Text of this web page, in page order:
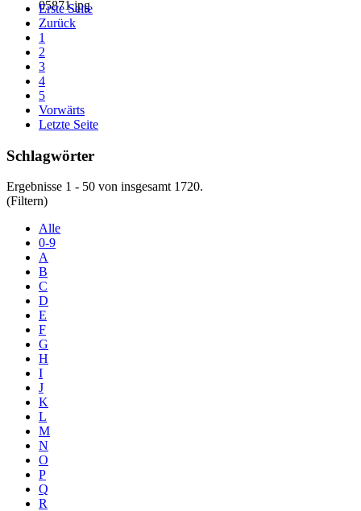
Erste Seite
Zurück
1
2
3
4
5
Vorwärts
Letzte Seite
Schlagwörter
Ergebnisse 1 - 50 von insgesamt 1720.
(Filtern)
Alle
0-9
A
B
C
D
E
F
G
H
I
J
K
L
M
N
O
P
Q
R